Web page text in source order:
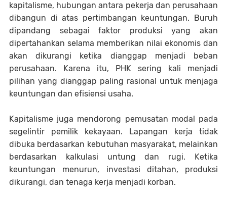
kapitalisme, hubungan antara pekerja dan perusahaan
dibangun di atas pertimbangan keuntungan. Buruh
dipandang sebagai faktor produksi yang akan
dipertahankan selama memberikan nilai ekonomis dan
akan dikurangi ketika dianggap menjadi beban
perusahaan. Karena itu, PHK sering kali menjadi
pilihan yang dianggap paling rasional untuk menjaga
keuntungan dan efisiensi usaha.
Kapitalisme juga mendorong pemusatan modal pada
segelintir pemilik kekayaan. Lapangan kerja tidak
dibuka berdasarkan kebutuhan masyarakat, melainkan
berdasarkan kalkulasi untung dan rugi. Ketika
keuntungan menurun, investasi ditahan, produksi
dikurangi, dan tenaga kerja menjadi korban.